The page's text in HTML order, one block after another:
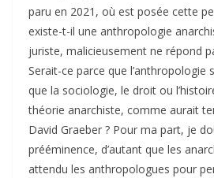
paru en 2021, où est posée cette
existe-t-il une anthropologie
juriste, malicieusement ne répond
Serait-ce parce que l’anthropologie
que la sociologie, le droit ou
théorie anarchiste, comme aurait
David Graeber ? Pour ma part, je
prééminence, d’autant que les
attendu les anthropologues pour